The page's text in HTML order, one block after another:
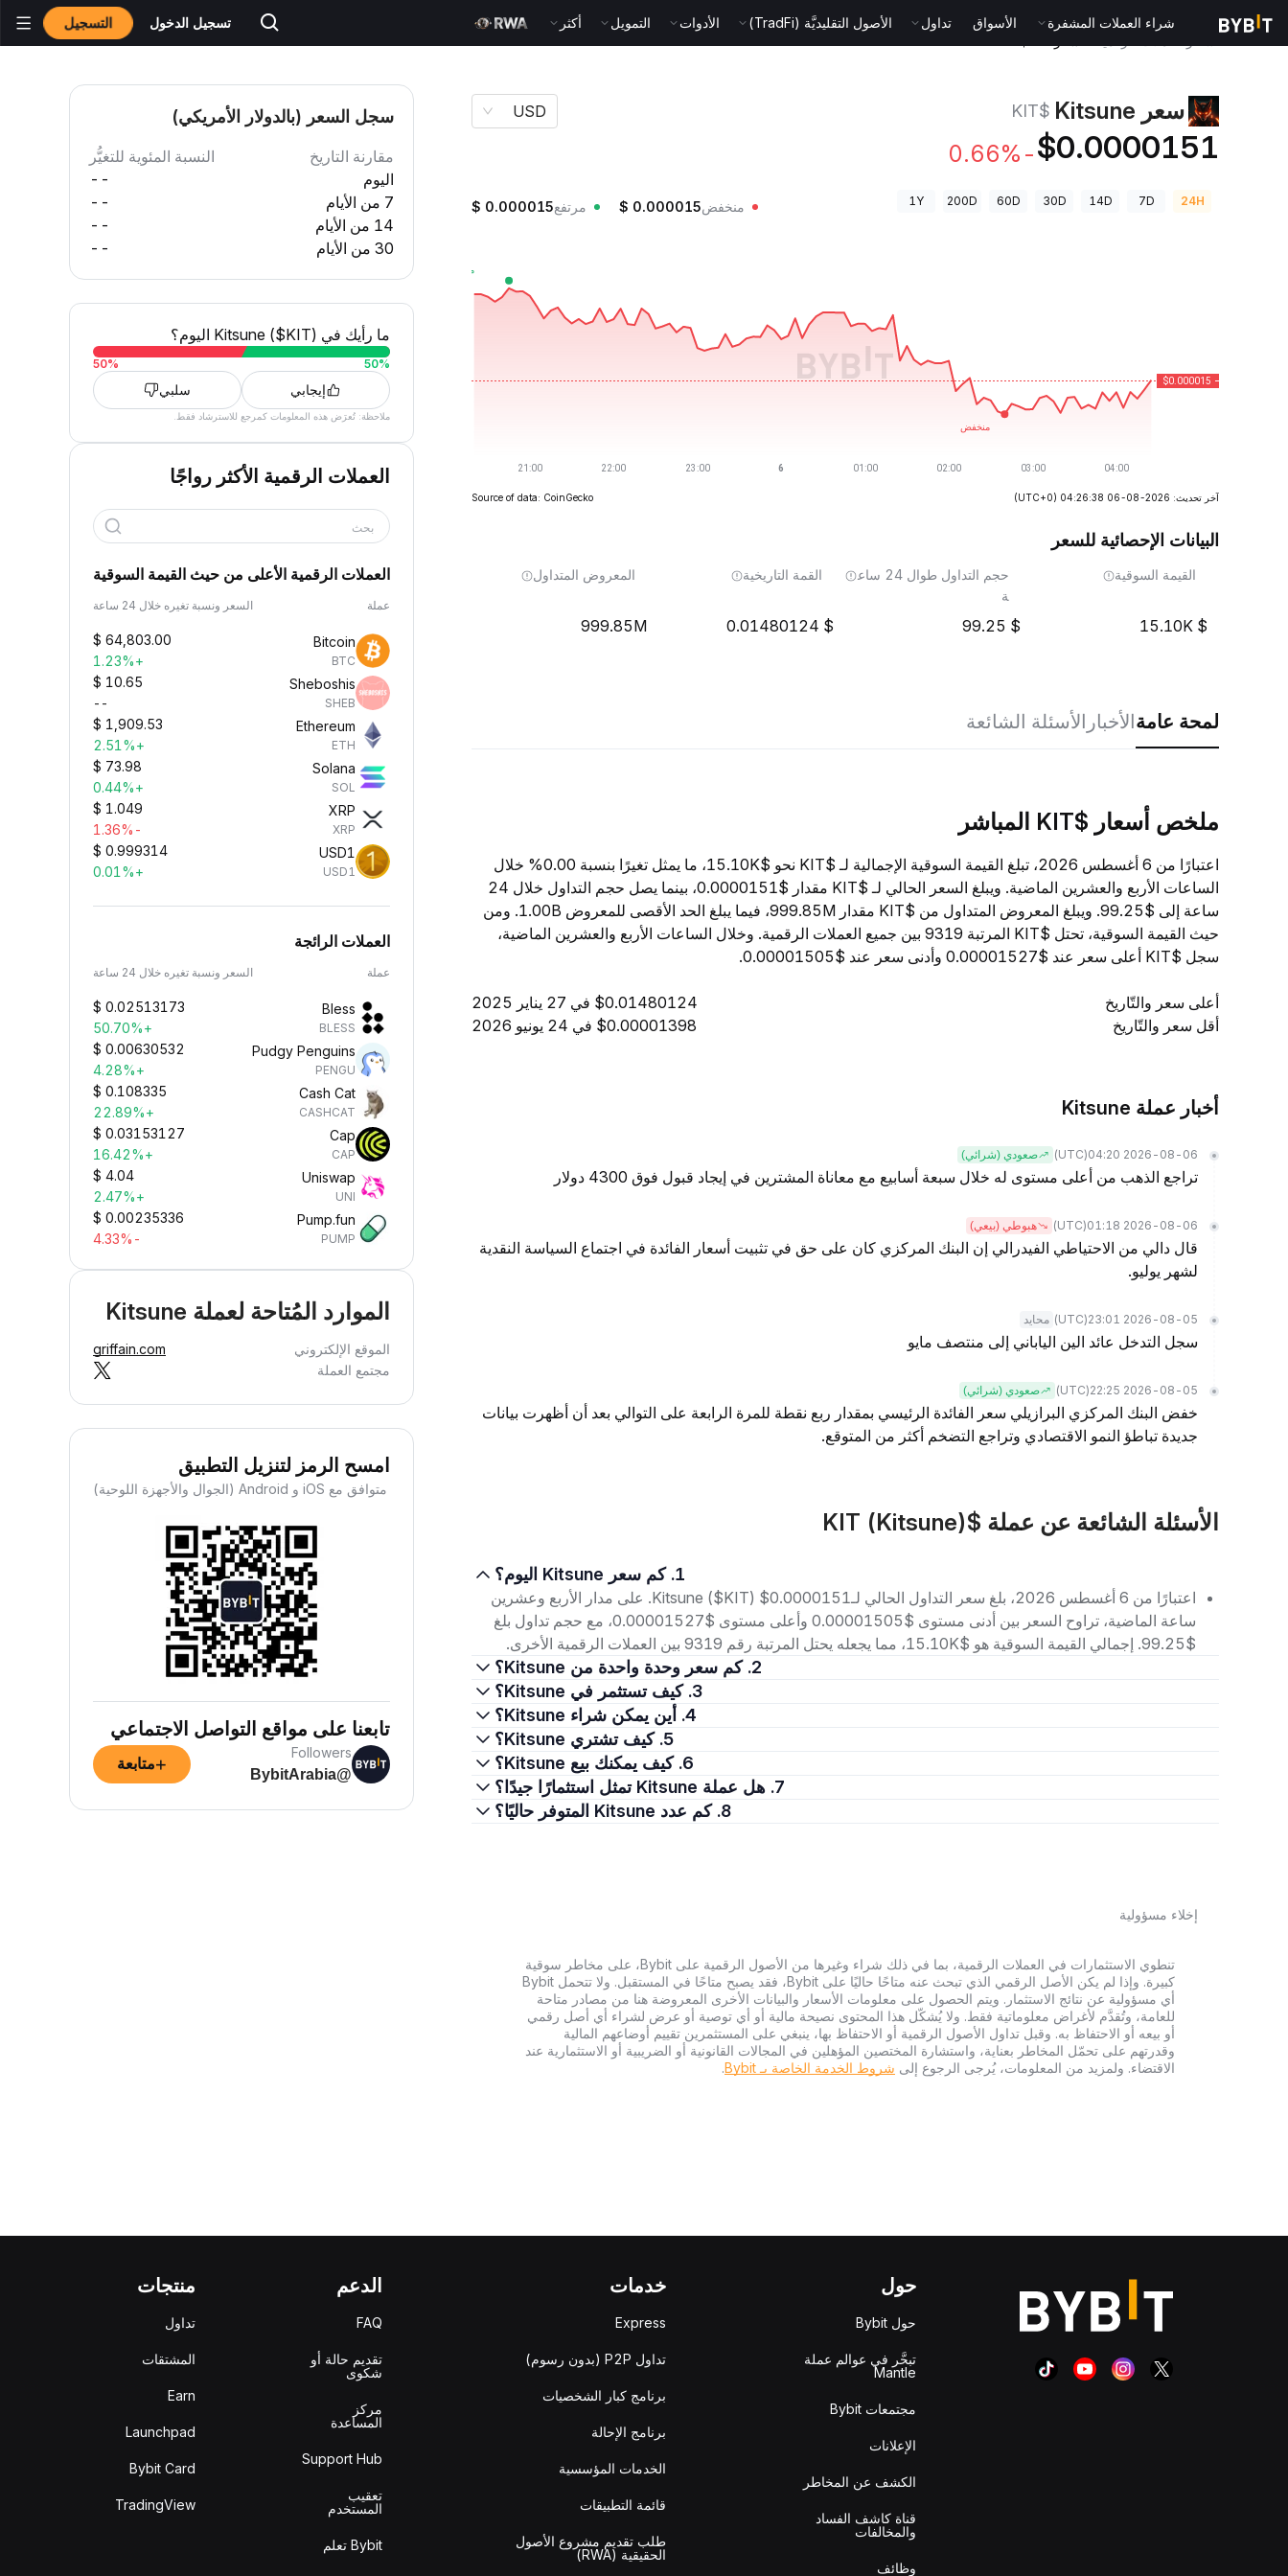
شراء العملات المشفرة الأسواق تداول الأصول التقليديَّة (TradFi) الأدوات التمويل أكثر تسجيل الدخول التسجيل
سعر Kitsune $KIT
$0.0000151
-0.66%
USD
24H
7D
14D
30D
60D
200D
1Y منخفض $ 0.000015 مرتفع $ 0.000015
آخر تحديث: 2026-08-06 04:26:38 (UTC+0)
Source of data: CoinGecko
البيانات الإحصائية للسعر
القيمة السوقية
15.10K
حجم التداول طوال 24 ساع
ة
99.25
القمة التاريخية
0.01480124
المعروض المتداول
999.85M
لمحة عامةالأخبار الأسئلة الشائعة
ملخص أسعار $KIT المباشر
اعتبارًا من 6 أغسطس 2026، تبلغ القيمة السوقية الإجمالية لـ $KIT نحو $15.10K، ما يمثل تغيرًا بنسبة 0.00% خلال
الساعات الأربع والعشرين الماضية. ويبلغ السعر الحالي لـ $KIT مقدار $0.0000151، بينما يصل حجم التداول خلال 24
ساعة إلى $99.25. ويبلغ المعروض المتداول من $KIT مقدار 999.85M، فيما يبلغ الحد الأقصى للمعروض 1.00B. ومن
حيث القيمة السوقية، تحتل $KIT المرتبة 9319 بين جميع العملات الرقمية. وخلال الساعات الأربع والعشرين الماضية،
سجل $KIT أعلى سعر عند $0.00001527 وأدنى سعر عند $0.00001505.
أعلى سعر والتّاريخ
$0.01480124 في 27 يناير 2025
أقل سعر والتّاريخ
$0.00001398 في 24 يونيو 2026
أخبار عملة Kitsune
2026-08-06 04:20
(UTC) صعودي (شرائي)
تراجع الذهب من أعلى مستوى له خلال سبعة أسابيع مع معاناة المشترين في إيجاد قبول فوق 4300 دولار
2026-08-06 01:18
(UTC) هبوطي (بيعي)
قال دالي من الاحتياطي الفيدرالي إن البنك المركزي كان على حق في تثبيت أسعار الفائدة في اجتماع السياسة النقدية
لشهر يوليو.
2026-08-05 23:01
(UTC) محايد
سجل التدخل عائد الين الياباني إلى منتصف مايو
2026-08-05 22:25
(UTC) صعودي (شرائي)
خفض البنك المركزي البرازيلي سعر الفائدة الرئيسي بمقدار ربع نقطة للمرة الرابعة على التوالي بعد أن أظهرت بيانات
جديدة تباطؤ النمو الاقتصادي وتراجع التضخم أكثر من المتوقع.
الأسئلة الشائعة عن عملة $KIT (Kitsune)
1. كم سعر Kitsune اليوم؟
اعتبارًا من 6 أغسطس 2026، بلغ سعر التداول الحالي لـKitsune ($KIT) $0.0000151. على مدار الأربع وعشرين
ساعة الماضية، تراوح السعر بين أدنى مستوى $0.00001505 وأعلى مستوى $0.00001527، مع حجم تداول بلغ
$99.25. إجمالي القيمة السوقية هو $15.10K، مما يجعله يحتل المرتبة رقم 9319 بين العملات الرقمية الأخرى.
2. كم سعر وحدة واحدة من Kitsune؟
3. كيف تستثمر في Kitsune؟
4. أين يمكن شراء Kitsune؟
5. كيف تشتري Kitsune؟
6. كيف يمكنك بيع Kitsune؟
7. هل عملة Kitsune تمثل استثمارًا جيدًا؟
8. كم عدد Kitsune المتوفر حاليًا؟
إخلاء مسؤولية
تنطوي الاستثمارات في العملات الرقمية، بما في ذلك شراء وغيرها من الأصول الرقمية على Bybit، على مخاطر سوقية
كبيرة. وإذا لم يكن الأصل الرقمي الذي تبحث عنه متاحًا حاليًا على Bybit، فقد يصبح متاحًا في المستقبل. ولا تتحمل Bybit
أي مسؤولية عن نتائج الاستثمار. ويتم الحصول على معلومات الأسعار والبيانات الأخرى المعروضة هنا من مصادر متاحة
للعامة، وتُقدَّم لأغراض معلوماتية فقط. ولا يُشكّل هذا المحتوى نصيحة مالية أو أي توصية أو عرض لشراء أي أصل رقمي
أو بيعه أو الاحتفاظ به. وقبل تداول الأصول الرقمية أو الاحتفاظ بها، ينبغي على المستثمرين تقييم أوضاعهم المالية
وقدرتهم على تحمّل المخاطر بعناية، واستشارة المختصين المؤهلين في المجالات القانونية أو الضريبية أو الاستثمارية عند
الاقتضاء. ولمزيد من المعلومات، يُرجى الرجوع إلى شروط الخدمة الخاصة بـ Bybit .
سجل السعر (بالدولار الأمريكي)
مقارنة التاريخ
النسبة المئوية للتغيُّر
اليوم
--
7 من الأيام
--
14 من الأيام
--
30 من الأيام
--
ما رأيك في Kitsune ($KIT) اليوم؟
50%
50%
إيجابي سلبي
ملاحظة: تُعرَض هذه المعلومات كمرجع للاسترشاد فقط.
العملات الرقمية الأكثر رواجًا
بحث
العملات الرقمية الأعلى من حيث القيمة السوقية
عملة السعر ونسبة تغيره خلال 24 ساعة
Bitcoin
BTC
$ 64,803.00
+1.23%
Sheboshis
SHEB
$ 10.65
--
Ethereum
ETH
$ 1,909.53
+2.51%
Solana
SOL
$ 73.98
+0.44%
XRP
XRP
$ 1.049
-1.36%
USD1
USD1
$ 0.999314
+0.01%
العملات الرائجة
عملة السعر ونسبة تغيره خلال 24 ساعة
Bless
BLESS
$ 0.02513173
+50.70%
Pudgy Penguins
PENGU
$ 0.00630532
+4.28%
Cash Cat
CASHCAT
$ 0.108335
+22.89%
Cap
CAP
$ 0.03153127
+16.42%
Uniswap
UNI
$ 4.04
+2.47%
Pump.fun
PUMP
$ 0.00235336
-4.33%
الموارد المُتاحة لعملة Kitsune
الموقع الإلكتروني
griffain.com
مجتمع العملة
امسح الرمز لتنزيل التطبيق
متوافق مع iOS و Android (الجوال والأجهزة اللوحية)
تابعنا على مواقع التواصل الاجتماعي
Followers
@BybitArabia
+متابعة
حول
حول Bybit
تبحَّر في عوالم عملة
Mantle
مجتمعات Bybit
الإعلانات
الكشف عن المخاطر
قناة كاشف الفساد
والمخالفات
وظائف
خدمات
Express
تداول P2P (بدون رسوم)
برنامج كبار الشخصيات
برنامج الإحالة
الخدمات المؤسسية
قائمة التطبيقات
طلب تقديم مشروع الأصول
الحقيقية (RWA)
الدعم
FAQ
تقديم حالة أو
شكوى
مركز
المساعدة
Support Hub
تعقيب
المستخدم
Bybit تعلم
منتجات
تداول
المشتقات
Earn
Launchpad
Bybit Card
TradingView